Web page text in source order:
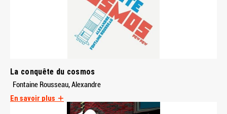
La conquête du cosmos
Fontaine Rousseau, Alexandre
En savoir plus